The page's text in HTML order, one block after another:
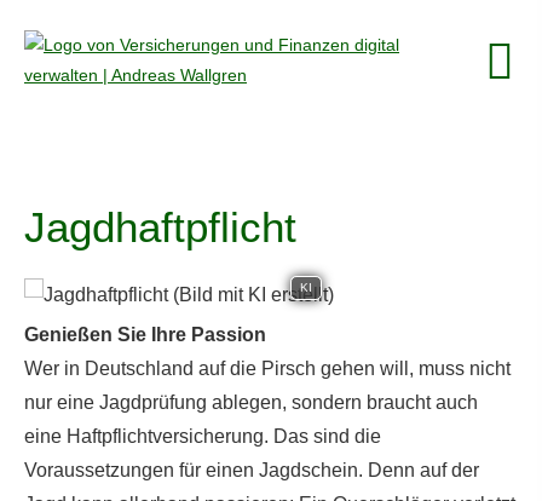
Jagdhaftpflicht
KI
Genießen Sie Ihre Passion
Wer in Deutschland auf die Pirsch gehen will, muss nicht
nur eine Jagdprüfung ablegen, sondern braucht auch
eine Haft­pflichtversicherung. Das sind die
Voraussetzungen für einen Jagdschein. Denn auf der